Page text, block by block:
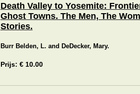
Death Valley to Yosemite:
Ghost Towns. The Men, The
Stories.
Burr Belden, L. and DeDecker, Mary.
Prijs: € 10.00